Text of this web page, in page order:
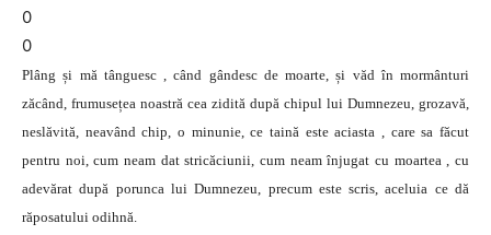
0
0
Plâng și mă tânguesc , când gândesc de moarte, și văd în mormânturi
zăcând, frumusețea noastră cea zidită după chipul lui Dumnezeu, grozavă,
neslăvită, neavând chip, o minunie, ce taină este aciasta , care sa făcut
pentru noi, cum neam dat stricăciunii, cum neam înjugat cu moartea , cu
adevărat după porunca lui Dumnezeu, precum este scris, aceluia ce dă
răposatului odihnă.